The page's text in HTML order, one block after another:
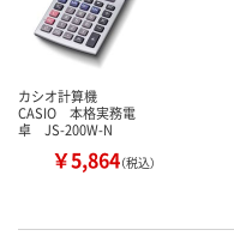
カシオ計算機
CASIO 本格実務電
卓 JS-200W-N
￥5,864（税込）